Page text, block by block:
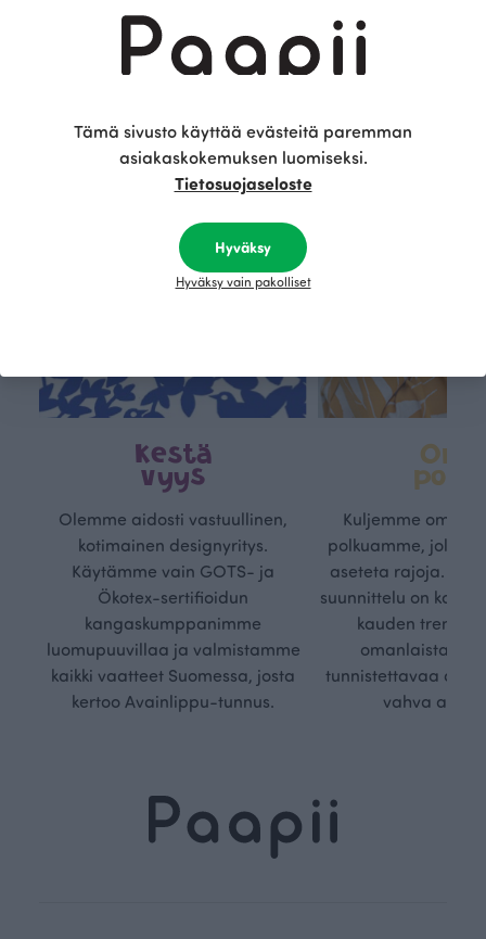
Tämä on Paapii
Kestä
vyys
Olemme aidosti vastuullinen,
kotimainen designyritys.
Käytämme vain GOTS- ja
Ökotex-sertifioidun
kangaskumppanimme
luomupuuvillaa ja valmistamme
kaikki vaatteet Suomessa, josta
kertoo Avainlippu-tunnus.
Oma
Kuljemme omaa,
polkuamme, jolla
aseteta rajoja.
suunnittelu on
kauden
omanlaista,
tunnistettavaa
vahva
Tämä sivusto käyttää evästeitä paremman
asiakaskokemuksen luomiseksi.
Tietosuojaseloste
Hyväksy
Hyväksy vain pakolliset